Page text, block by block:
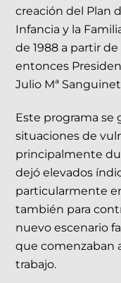
creación del Plan
Infancia y la
de 1988 a partir
entonces
Julio Mª
Este programa se
situaciones de
principalmente
dejó elevados
particularmente
también para
nuevo escenario
que comenzaban
trabajo.